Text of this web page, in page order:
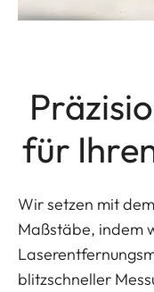
für
Wir setzen mit
Maßstäbe, indem
blitzschneller